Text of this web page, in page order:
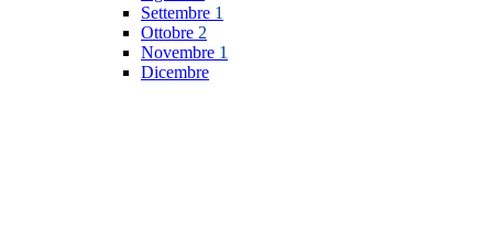
Settembre 1
Ottobre 2
Novembre 1
Dicembre